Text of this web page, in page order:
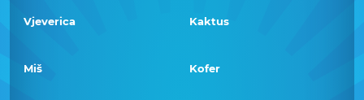
Vjeverica Kaktus
Miš Kofer